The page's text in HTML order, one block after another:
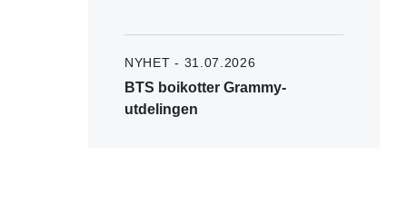
NYHET - 31.07.2026
BTS boikotter Grammy-
utdelingen